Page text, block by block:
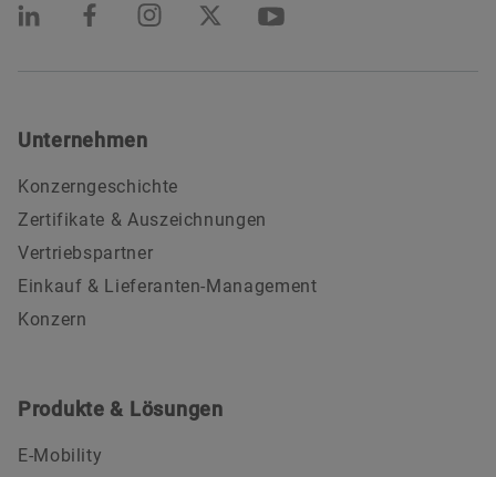
Unternehmen
Konzerngeschichte
Zertifikate & Auszeichnungen
Vertriebspartner
Einkauf & Lieferanten-Management
Konzern
Produkte & Lösungen
E-Mobility